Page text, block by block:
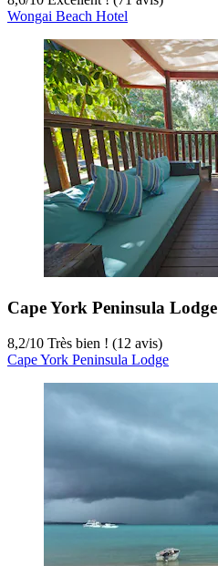
Wongai Beach Hotel
Cape York Peninsula Lodge
8,2/10 Très bien ! (12 avis)
Cape York Peninsula Lodge